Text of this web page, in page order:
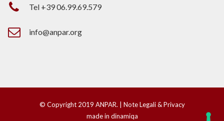
Tel +39 06.99.69.579
info@anpar.org
© Copyright 2019 ANPAR. | Note Legali & Privacy
made in dinamiqa